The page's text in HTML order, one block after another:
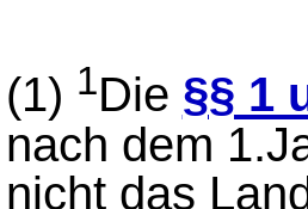
(1) 1Die §§ 1
nach dem
nicht das